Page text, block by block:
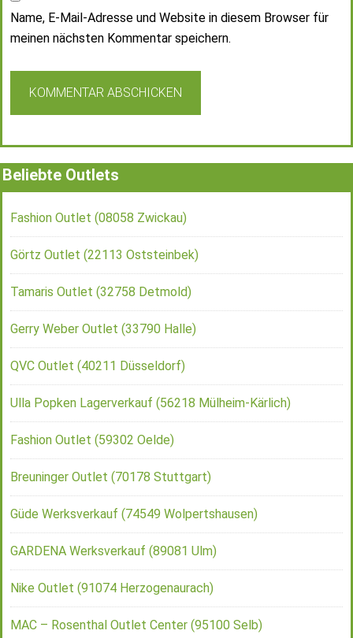
Name, E-Mail-Adresse und Website in diesem Browser für
meinen nächsten Kommentar speichern.
Beliebte Outlets
Fashion Outlet (08058 Zwickau)
Görtz Outlet (22113 Oststeinbek)
Tamaris Outlet (32758 Detmold)
Gerry Weber Outlet (33790 Halle)
QVC Outlet (40211 Düsseldorf)
Ulla Popken Lagerverkauf (56218 Mülheim-Kärlich)
Fashion Outlet (59302 Oelde)
Breuninger Outlet (70178 Stuttgart)
Güde Werksverkauf (74549 Wolpertshausen)
GARDENA Werksverkauf (89081 Ulm)
Nike Outlet (91074 Herzogenaurach)
MAC – Rosenthal Outlet Center (95100 Selb)